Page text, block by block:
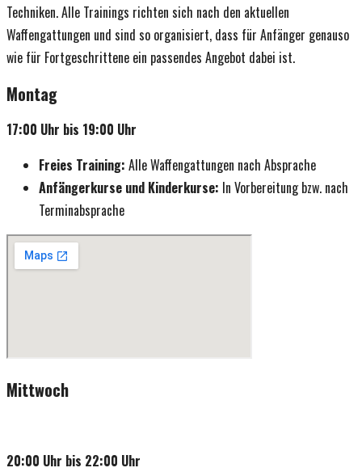
Techniken. Alle Trainings richten sich nach den aktuellen
Waffengattungen und sind so organisiert, dass für Anfänger genauso
wie für Fortgeschrittene ein passendes Angebot dabei ist.
Montag
17:00 Uhr bis 19:00 Uhr
Freies Training: Alle Waffengattungen nach Absprache
Anfängerkurse und Kinderkurse: In Vorbereitung bzw. nach
Terminabsprache
Mittwoch
20:00 Uhr bis 22:00 Uhr